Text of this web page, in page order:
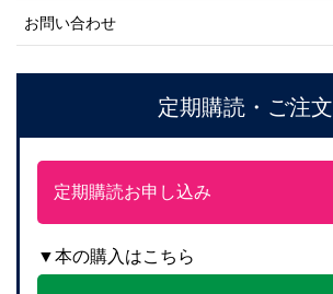
お問い合わせ
定期購読・ご注文
定期購読お申し込み
▼本の購入はこちら